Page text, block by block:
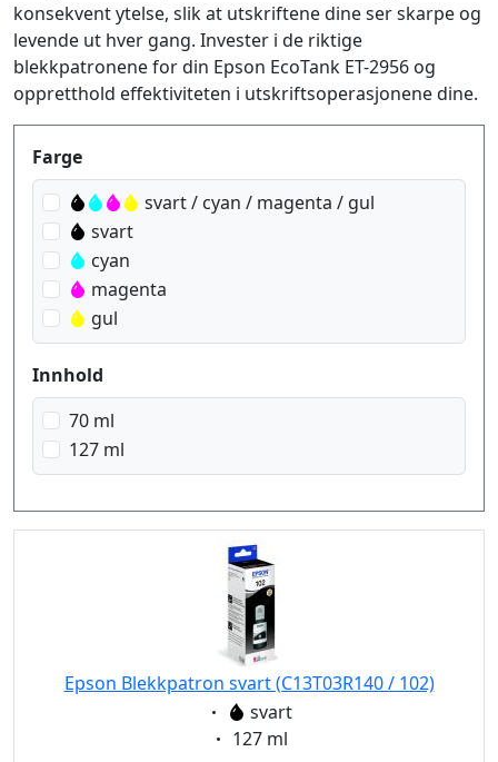
konsekvent ytelse, slik at utskriftene dine ser skarpe og
levende ut hver gang. Invester i de riktige
blekkpatronene for din Epson EcoTank ET-2956 og
oppretthold effektiviteten i utskriftsoperasjonene dine.
Produktfilter
Farge
svart / cyan / magenta / gul
svart
cyan
magenta
gul
Innhold
70 ml
127 ml
Epson Blekkpatron svart (C13T03R140 / 102)
Eigenschaft:
svart
Eigenschaft:
127 ml